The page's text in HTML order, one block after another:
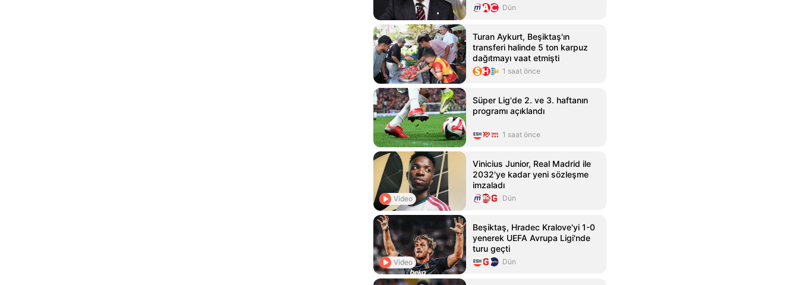
HaberleriDün
Turan Aykurt, Beşiktaş'ın
transferi halinde 5 ton karpuz
dağıtmayı vaat etmişti
1 saat önce
Süper Lig'de 2. ve 3. haftanın
programı açıklandı
1 saat önce
Video
Vinicius Junior, Real Madrid ile
2032'ye kadar yeni sözleşme
imzaladı
Dün
Video
Beşiktaş, Hradec Kralove'yi 1-0
yenerek UEFA Avrupa Ligi'nde
turu geçti
Dün